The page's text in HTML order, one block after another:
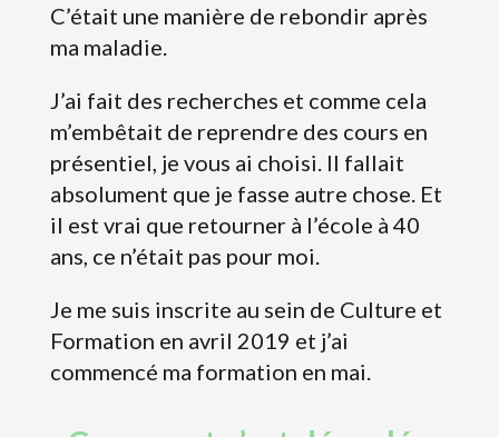
C’était une manière de rebondir après
ma maladie.
J’ai fait des recherches et comme cela
m’embêtait de reprendre des cours en
présentiel, je vous ai choisi. Il fallait
absolument que je fasse autre chose. Et
il est vrai que retourner à l’école à 40
ans, ce n’était pas pour moi.
Je me suis inscrite au sein de Culture et
Formation en avril 2019 et j’ai
commencé ma formation en mai.